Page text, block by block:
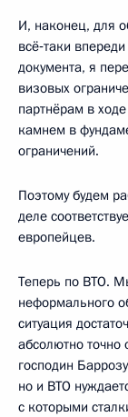
И, наконец, для
всё‑таки
документа, я
визовых
партнёрам в
камнем в
ограничений.
Поэтому будем
деле
европейцев.
Теперь по ВТО.
неформального
ситуация
абсолютно точно
господин
но и ВТО
с которыми